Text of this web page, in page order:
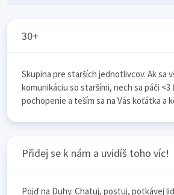
30+
Skupina pre starších jednotlivcov. Ak sa
komunikáciu so staršími, nech sa páči <3
pochopenie a teším sa na Vás koťátka a
Přidej se k nám a uvidíš toho víc!
Pojď na Duhy. Chatuj, postuj, potkávej